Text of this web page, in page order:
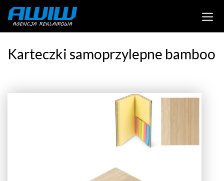
Karteczki samoprzylepne bamboo